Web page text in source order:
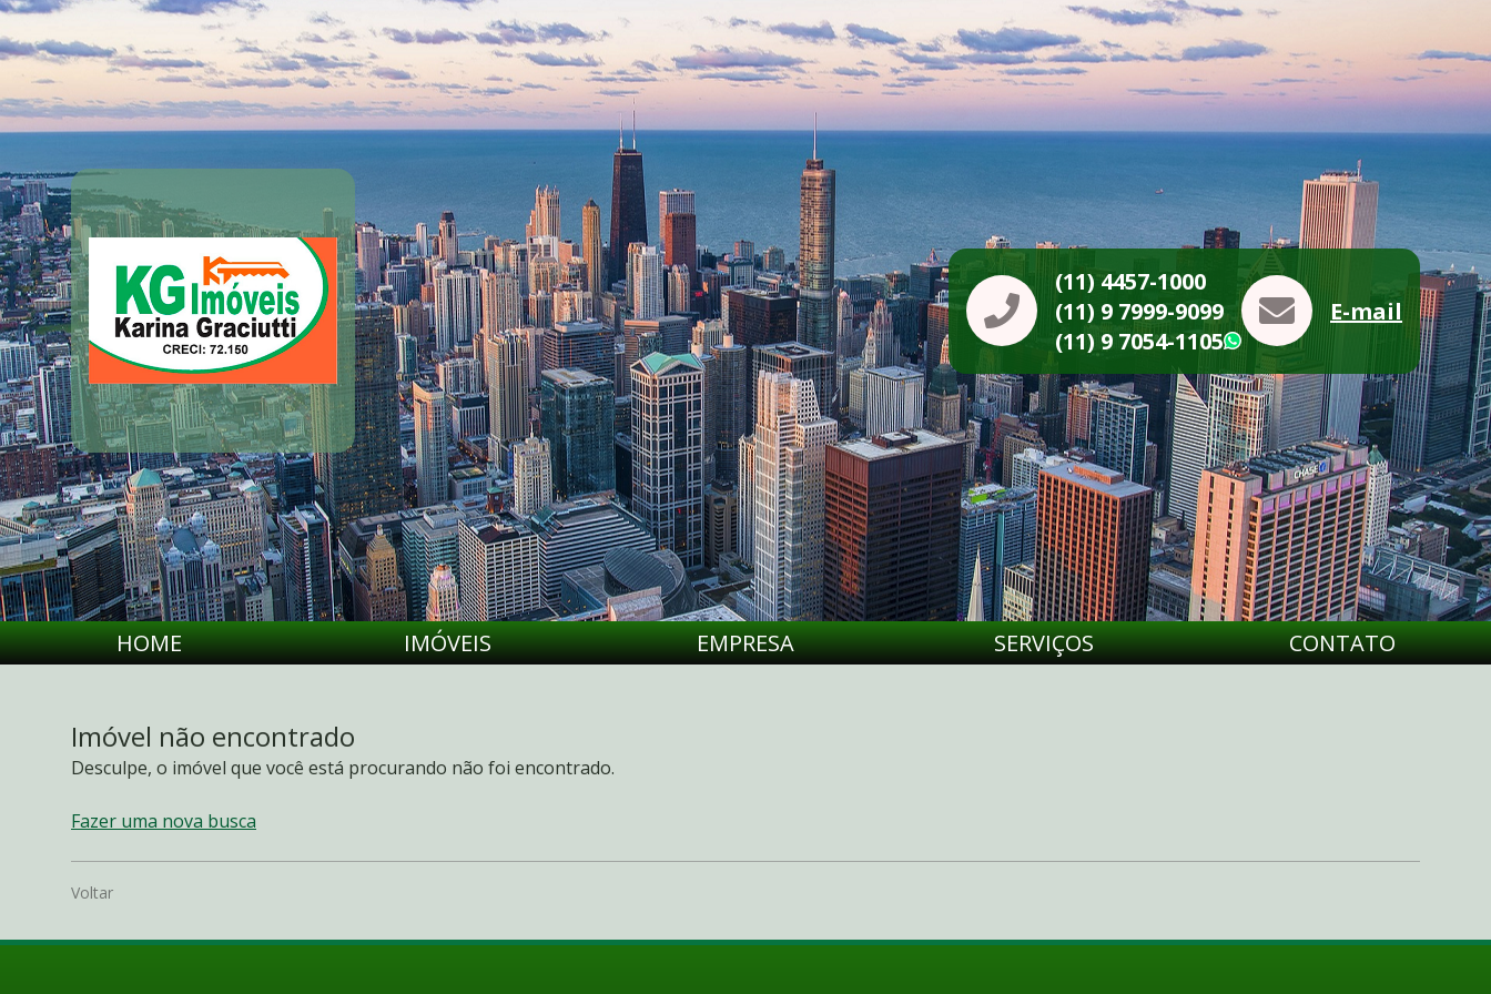
(11) 4457-1000
(11) 9 7999-9099
(11) 9 7054-1105
WhatsApp
E-mail
HOME IMÓVEIS EMPRESA SERVIÇOS CONTATO
Imóvel não encontrado
Desculpe, o imóvel que você está procurando não foi encontrado.
Fazer uma nova busca
Voltar